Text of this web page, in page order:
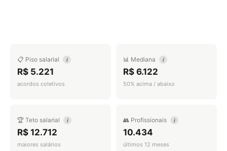
📋 Piso salarial i
R$ 5.221
acordos coletivos
📊 Mediana i
R$ 6.122
50% acima / abaixo
🏆 Teto salarial i
R$ 12.712
maiores salários
👥 Profissionais i
10.434
últimos 12 meses